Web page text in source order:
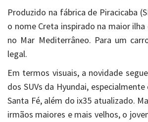
Produzido na fábrica de Piracicaba
o nome Creta inspirado na maior ilha
no Mar Mediterrâneo. Para um
legal.
Em termos visuais, a novidade
dos SUVs da Hyundai,
Santa Fé, além do ix35 atualizado.
irmãos maiores e mais velhos, o